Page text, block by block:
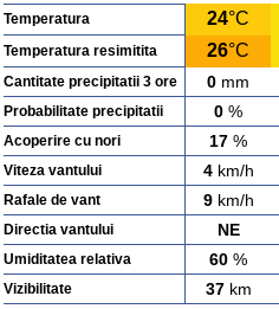
Temperatura 24°C
Temperatura resimitita 26°C
Cantitate precipitatii 3 ore 0 mm
Probabilitate precipitatii 0 %
Acoperire cu nori 17 %
Viteza vantului 4km/h
Rafale de vant 9km/h
Directia vantului NE
Umiditatea relativa 60 %
Vizibilitate 37km